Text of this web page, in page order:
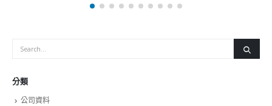
分類
公司資料